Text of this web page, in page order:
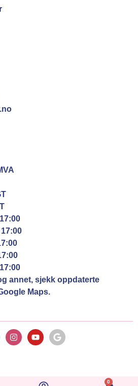
0
annet, sjekk oppdaterte
Maps.